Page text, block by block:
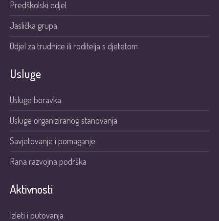
Predškolski odjel
Jaslička grupa
Odjel za trudnice ili roditelja s djetetom
Usluge
Usluge boravka
Usluge organiziranog stanovanja
Savjetovanje i pomaganje
Rana razvojna podrška
Aktivnosti
Izleti i putovanja